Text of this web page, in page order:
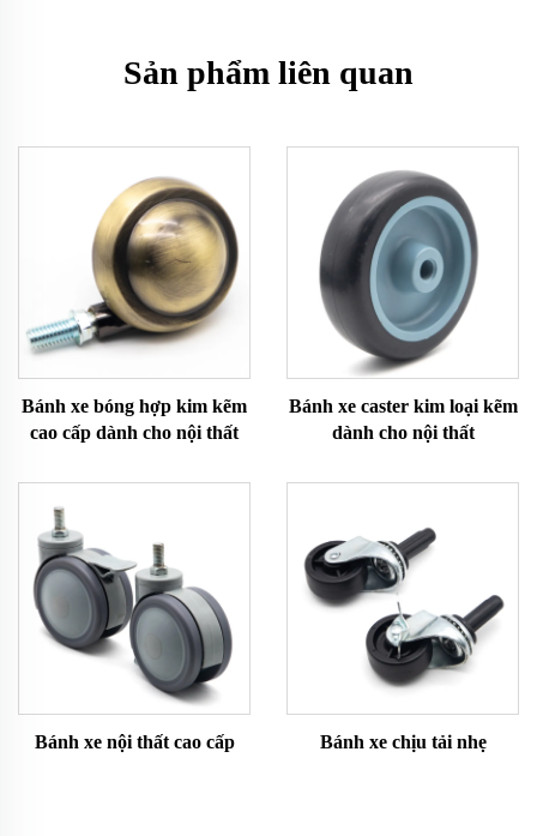
Sản phẩm liên quan
Bánh xe bóng hợp kim kẽm
cao cấp dành cho nội thất
Bánh xe caster kim loại kẽm
dành cho nội thất
Bánh xe nội thất cao cấp Bánh xe chịu tải nhẹ